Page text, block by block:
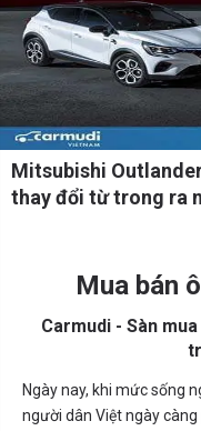
Mitsubishi
thay đổi từ trong ra
Mua bán
Carmudi - Sàn
Ngày nay, khi mức sống
người dân Việt ngày